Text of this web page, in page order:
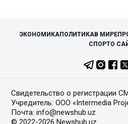
ЭКОНОМИКАПОЛИТИКАВ МИРЕ
СПОРТО
Свидетельство о регистрации
Учредитель: ООО «Intermedia
Почта: info@newshub.uz
© 2022-2026 Newshub.uz